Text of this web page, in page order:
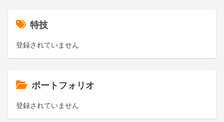
特技
登録されていません
ポートフォリオ
登録されていません